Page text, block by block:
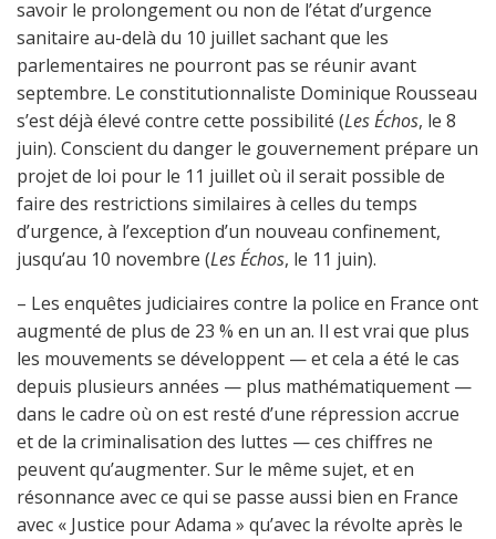
savoir le prolongement ou non de l’état d’urgence
sanitaire au-delà du 10 juillet sachant que les
parlementaires ne pourront pas se réunir avant
septembre. Le constitutionnaliste Dominique Rousseau
s’est déjà élevé contre cette possibilité (Les Échos, le 8
juin). Conscient du danger le gouvernement prépare un
projet de loi pour le 11 juillet où il serait possible de
faire des restrictions similaires à celles du temps
d’urgence, à l’exception d’un nouveau confinement,
jusqu’au 10 novembre (Les Échos, le 11 juin).
– Les enquêtes judiciaires contre la police en France ont
augmenté de plus de 23 % en un an. Il est vrai que plus
les mouvements se développent — et cela a été le cas
depuis plusieurs années — plus mathématiquement —
dans le cadre où on est resté d’une répression accrue
et de la criminalisation des luttes — ces chiffres ne
peuvent qu’augmenter. Sur le même sujet, et en
résonnance avec ce qui se passe aussi bien en France
avec « Justice pour Adama » qu’avec la révolte après le